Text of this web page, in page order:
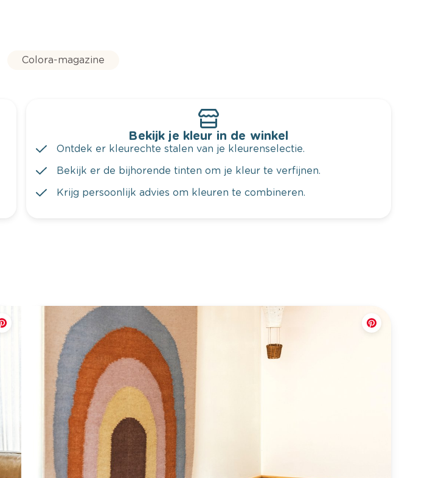
Colora-magazine
Bekijk je kleur in de winkel
Ontdek er kleurechte stalen van je kleurenselectie.
Bekijk er de bijhorende tinten om je kleur te verfijnen.
Krijg persoonlijk advies om kleuren te combineren.